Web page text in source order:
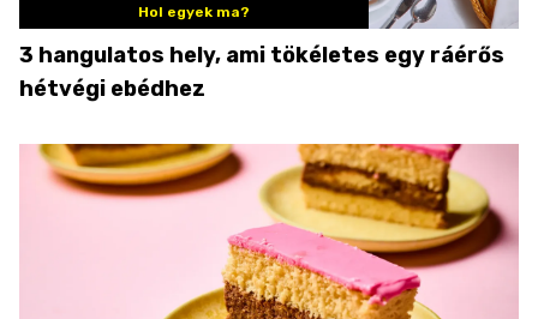
Hol egyek ma?
3 hangulatos hely, ami tökéletes egy ráérős
hétvégi ebédhez